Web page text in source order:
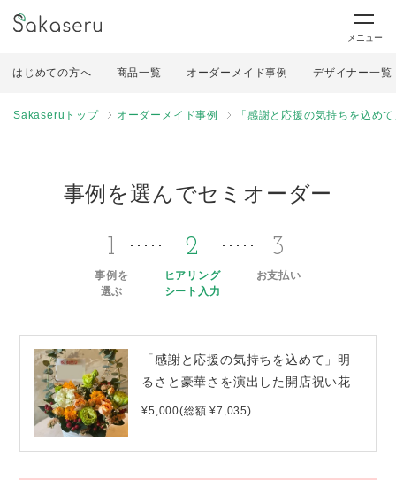
メニュー
はじめての方へ 商品一覧 オーダーメイド事例 デザイナー一覧
Sakaseruトップ オーダーメイド事例 「感謝と応援の気持ちを込め
事例を選んでセミオーダー
1
事例を
選ぶ
2
ヒアリング
シート入力
3
お支払い
「感謝と応援の気持ちを込めて」明
るさと豪華さを演出した開店祝い花
¥5,000(総額 ¥7,035)